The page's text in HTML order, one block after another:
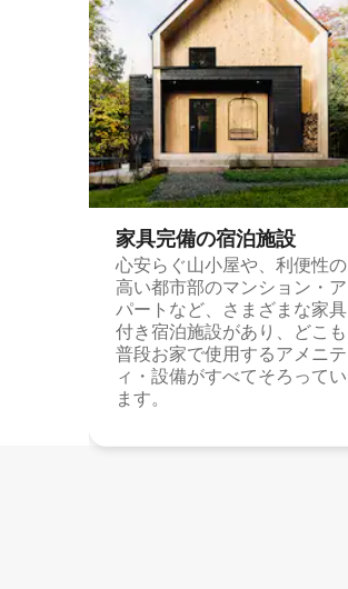
家具完備の宿⁠泊⁠施⁠設
心安らぐ山小屋や、利便性の
高い都市部のマンション・ア
パートなど、さまざまな家具
付き宿泊施設があり、どこも
普段お家で使用するアメニテ
ィ・設備がすべてそろってい
ます。